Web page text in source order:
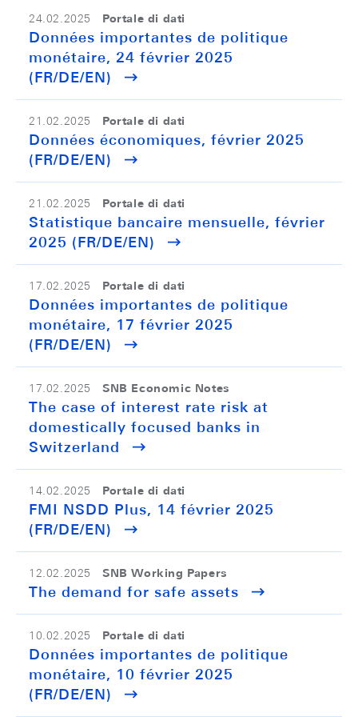
24.02.2025 Portale di dati
Données importantes de politique
monétaire, 24 février 2025
(FR/DE/EN)
21.02.2025 Portale di dati
Données économiques, février 2025
(FR/DE/EN)
21.02.2025 Portale di dati
Statistique bancaire mensuelle, février
2025 (FR/DE/EN)
17.02.2025 Portale di dati
Données importantes de politique
monétaire, 17 février 2025
(FR/DE/EN)
17.02.2025 SNB Economic Notes
The case of interest rate risk at
domestically focused banks in
Switzerland
14.02.2025 Portale di dati
FMI NSDD Plus, 14 février 2025
(FR/DE/EN)
12.02.2025 SNB Working Papers
The demand for safe assets
10.02.2025 Portale di dati
Données importantes de politique
monétaire, 10 février 2025
(FR/DE/EN)